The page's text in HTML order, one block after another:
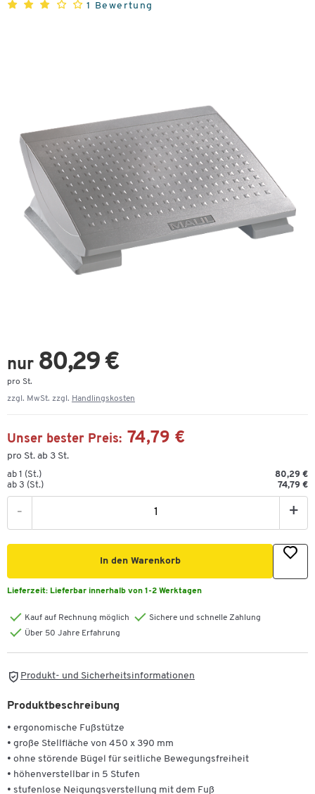
1 Bewertung
nur 80,29 €
pro St.
zzgl. MwSt. zzgl. Handlingskosten
Unser bester Preis: 74,79 €
pro St. ab 3 St.
ab 1 (St.)
80,29 €
ab 3 (St.)
74,79 €
- +
In den Warenkorb
Lieferzeit: Lieferbar innerhalb von 1-2 Werktagen
Kauf auf Rechnung möglich
Sichere und schnelle Zahlung
Über 50 Jahre Erfahrung
Produkt- und Sicherheitsinformationen
Produktbeschreibung
• ergonomische Fußstütze
• große Stellﬂäche von 450 x 390 mm
• ohne störende Bügel für seitliche Bewegungsfreiheit
• höhenverstellbar in 5 Stufen
• stufenlose Neigungsverstellung mit dem Fuß